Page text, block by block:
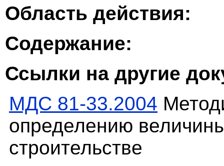
Область действия:
Содержание:
Ссылки на другие
МДС 81-33.2004
определению
строительстве